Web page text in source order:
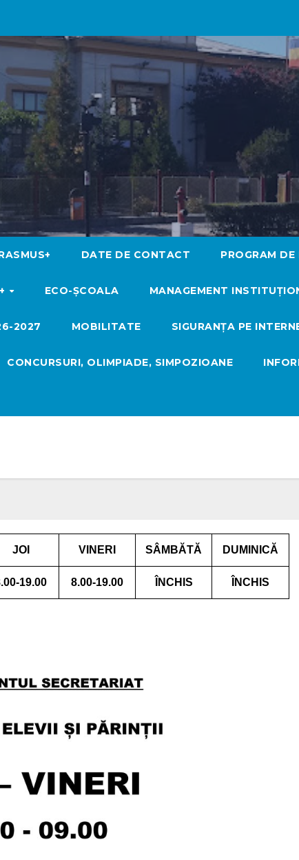
DATE DE CONTACT PROGRAM DE
ECO-ŞCOALA MANAGEMENT
2027 MOBILITATE SIGURANȚA PE
CONCURSURI, OLIMPIADE, SIMPOZIOANE
JOI VINERI SÂMBĂTĂ DUMINICĂ
19.00 8.00-19.00 ÎNCHIS ÎNCHIS